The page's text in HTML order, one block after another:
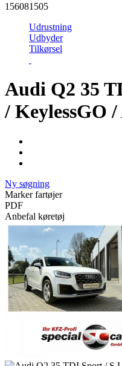
156081505
Udrustning
Udbyder
Tilkørsel
Audi Q2 35
/ KeylessGO
Ny søgning
Marker fartøjer
PDF
Anbefal køretøj